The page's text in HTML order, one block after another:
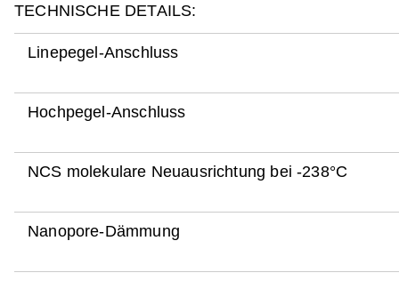
TECHNISCHE DETAILS:
Linepegel-Anschluss
Hochpegel-Anschluss
NCS molekulare Neuausrichtung bei -238°C
Nanopore-Dämmung